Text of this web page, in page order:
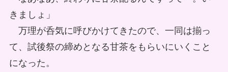
きましょ」
万理が呑気に呼びかけてきたので、一同は揃っ
て、試後祭の締めとなる甘茶をもらいにいくこと
になった。